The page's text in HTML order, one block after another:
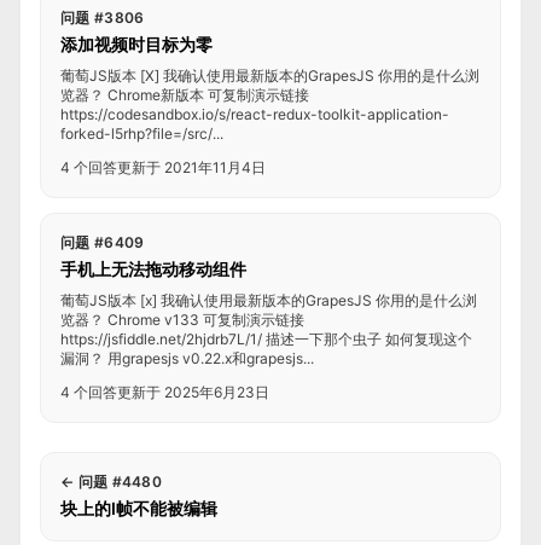
问题 #3806
添加视频时目标为零
葡萄JS版本 [X] 我确认使用最新版本的GrapesJS 你用的是什么浏
览器？ Chrome新版本 可复制演示链接
https://codesandbox.io/s/react-redux-toolkit-application-
forked-l5rhp?file=/src/...
4 个回答更新于 2021年11月4日
问题 #6409
手机上无法拖动移动组件
葡萄JS版本 [x] 我确认使用最新版本的GrapesJS 你用的是什么浏
览器？ Chrome v133 可复制演示链接
https://jsfiddle.net/2hjdrb7L/1/ 描述一下那个虫子 如何复现这个
漏洞？ 用grapesjs v0.22.x和grapesjs...
4 个回答更新于 2025年6月23日
← 问题 #4480
块上的I帧不能被编辑